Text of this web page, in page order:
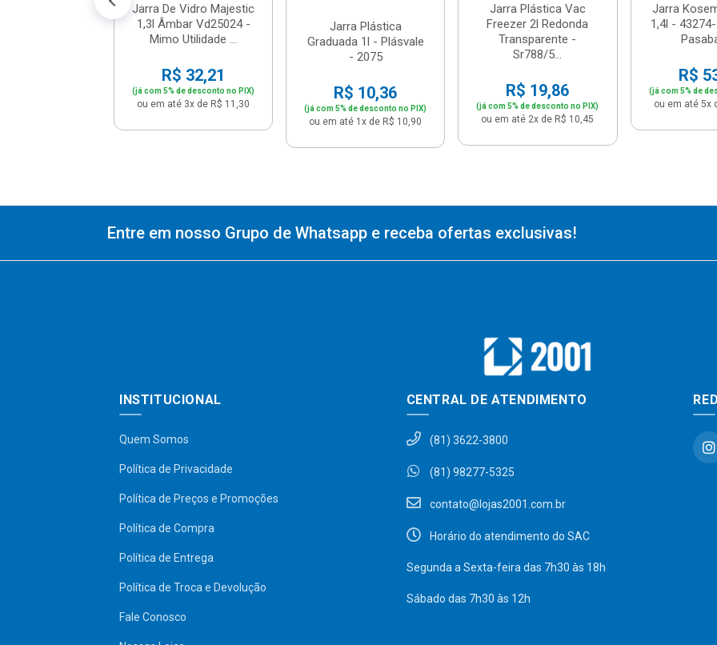
Jarra De Vidro Majestic
1,3l Âmbar Vd25024 -
Mimo Utilidade ...
R$ 32,21
(já com 5% de desconto no PIX)
ou em até 3x de R$ 11,30
Jarra Plástica
Graduada 1l - Plásvale
- 2075
R$ 10,36
(já com 5% de desconto no PIX)
ou em até 1x de R$ 10,90
Jarra Plástica Vac
Freezer 2l Redonda
Transparente -
Sr788/5...
R$ 19,86
(já com 5% de desconto no PIX)
ou em até 2x de R$ 10,45
Jarra
1,4l -
R$
(já com 5% de
ou em até 5x
Entre em nosso Grupo de Whatsapp e receba ofertas exclusivas!
INSTITUCIONAL
Quem Somos
Política de Privacidade
Política de Preços e Promoções
Política de Compra
Política de Entrega
Política de Troca e Devolução
Fale Conosco
CENTRAL DE ATENDIMENTO
(81) 3622-3800
(81) 98277-5325
contato@lojas2001.com.br
Horário do atendimento do SAC
Segunda a Sexta-feira das 7h30 às 18h
Sábado das 7h30 às 12h